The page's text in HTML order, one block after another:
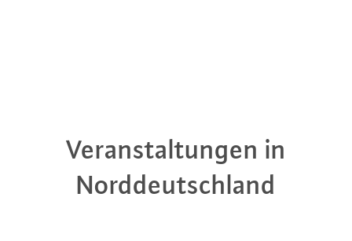
Veranstaltungen in
Norddeutschland